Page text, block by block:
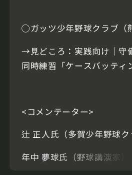
◯ガッツ少年野球クラブ（
→見どころ：実践向け｜守
同時練習「ケースバッティ
<コメンテーター>
辻 正人氏（多賀少年野球ク
年中 夢球氏（野球講演家）